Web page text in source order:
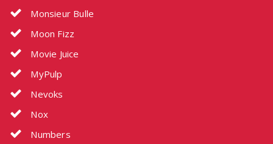
Monsieur Bulle
Moon Fizz
Movie Juice
MyPulp
Nevoks
Nox
Numbers